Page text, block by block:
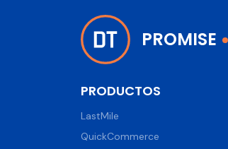
PROMISE
PRODUCTOS
LastMile
QuickCommerce